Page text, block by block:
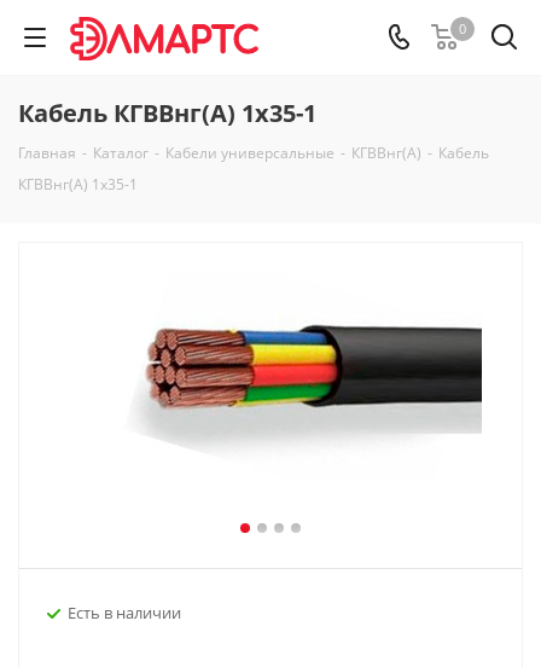
0
Кабель КГВВнг(А) 1х35-1
Главная - Каталог - Кабели универсальные - КГВВнг(А) - Кабель
КГВВнг(А) 1х35-1
Есть в наличии